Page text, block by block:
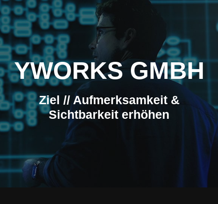
YWORKS GMBH
Ziel // Aufmerksamkeit &
Sichtbarkeit erhöhen